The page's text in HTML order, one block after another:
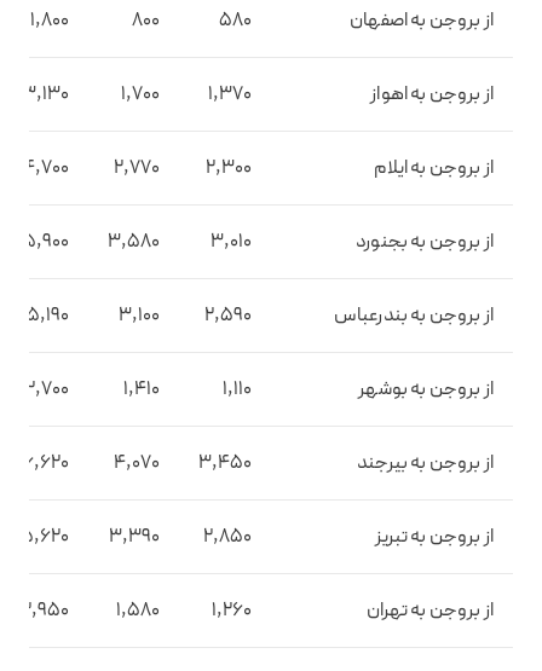
از بروجن به اصفهان 580
800
1,800
از بروجن به اهواز 1,370
1,700
3,130
از بروجن به ایلام 2,300
2,770
4,700
از بروجن به بجنورد 3,010
3,580
5,900
از بروجن به بندرعباس 2,590
3,100
5,190
از بروجن به بوشهر 1,110
1,410
2,700
از بروجن به بیرجند 3,450
4,070
6,620
از بروجن به تبریز 2,850
3,390
5,620
از بروجن به تهران 1,260
1,580
2,950